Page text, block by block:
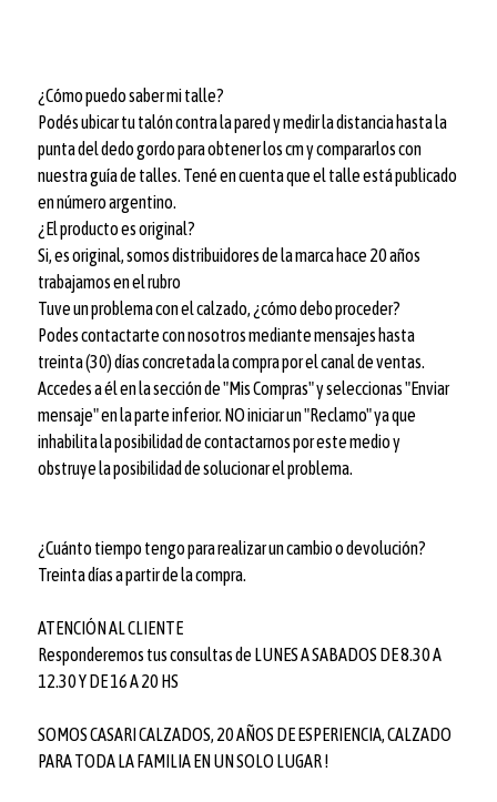
¿Cómo puedo saber mi talle?
Podés ubicar tu talón contra la pared y medir la distancia hasta la
punta del dedo gordo para obtener los cm y compararlos con
nuestra guía de talles. Tené en cuenta que el talle está publicado
en número argentino.
¿El producto es original?
Si, es original, somos distribuidores de la marca hace 20 años
trabajamos en el rubro
Tuve un problema con el calzado, ¿cómo debo proceder?
Podes contactarte con nosotros mediante mensajes hasta
treinta (30) días concretada la compra por el canal de ventas.
Accedes a él en la sección de "Mis Compras" y seleccionas "Enviar
mensaje" en la parte inferior. NO iniciar un "Reclamo" ya que
inhabilita la posibilidad de contactarnos por este medio y
obstruye la posibilidad de solucionar el problema.
¿Cuánto tiempo tengo para realizar un cambio o devolución?
Treinta días a partir de la compra.
ATENCIÓN AL CLIENTE
Responderemos tus consultas de LUNES A SABADOS DE 8.30 A
12.30 Y DE 16 A 20 HS
SOMOS CASARI CALZADOS, 20 AÑOS DE ESPERIENCIA, CALZADO
PARA TODA LA FAMILIA EN UN SOLO LUGAR !